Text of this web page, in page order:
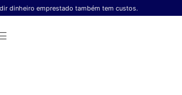
dinheiro emprestado também tem custos.